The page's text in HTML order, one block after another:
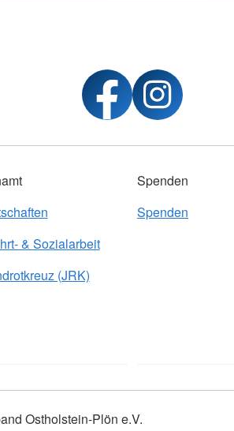
& Sozialarbeit
(JRK)
Spenden
Spenden
Ostholstein-Plön e.V.